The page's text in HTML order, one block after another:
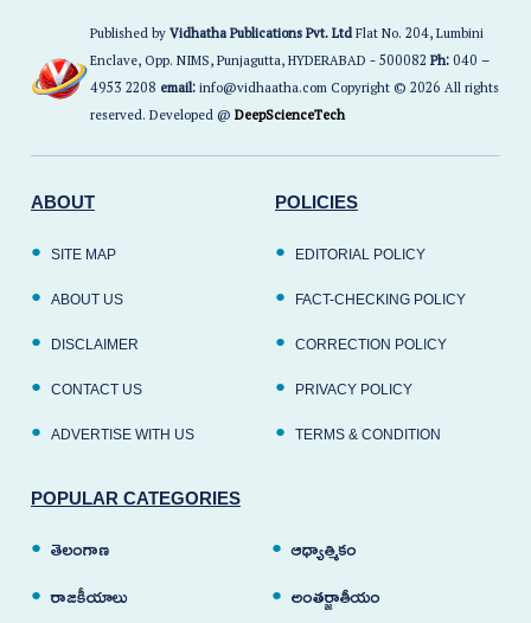
Published byVidhatha Publications Pvt. LtdFlat No. 204, Lumbini
Enclave, Opp. NIMS, Punjagutta, HYDERABAD - 500082Ph:040 –
4953 2208 email:info@vidhaatha.com Copyright © 2026 All rights
reserved. Developed @DeepScienceTech
ABOUT
SITE MAP
ABOUT US
DISCLAIMER
CONTACT US
ADVERTISE WITH US
POLICIES
EDITORIAL POLICY
FACT-CHECKING POLICY
CORRECTION POLICY
PRIVACY POLICY
TERMS & CONDITION
POPULAR CATEGORIES
తెలంగాణ ఆధ్యాత్మికం
రాజకీయాలు అంతర్జాతీయం